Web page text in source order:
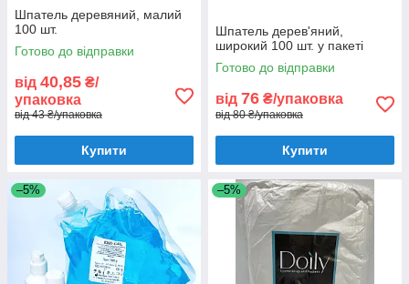
Шпатель деревяний, малий
100 шт.
Готово до відправки
від 40,85 ₴/
упаковка
від 43 ₴/упаковка
Купити
Шпатель дерев'яний,
широкий 100 шт. у пакеті
Готово до відправки
від 76 ₴/упаковка
від 80 ₴/упаковка
Купити
–5% –5%